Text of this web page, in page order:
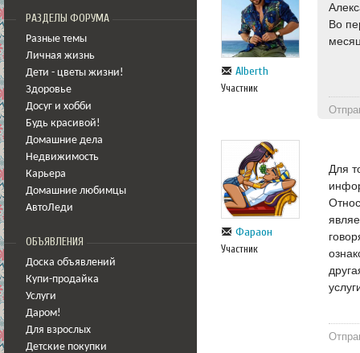
РАЗДЕЛЫ ФОРУМА
Разные темы
Личная жизнь
Дети - цветы жизни!
Здоровье
Досуг и хобби
Будь красивой!
Домашние дела
Недвижимость
Карьера
Домашние любимцы
АвтоЛеди
ОБЪЯВЛЕНИЯ
Доска объявлений
Купи-продайка
Услуги
Даром!
Для взрослых
Детские покупки
Alberth
Участник
Во
Фараон
Участник
Для